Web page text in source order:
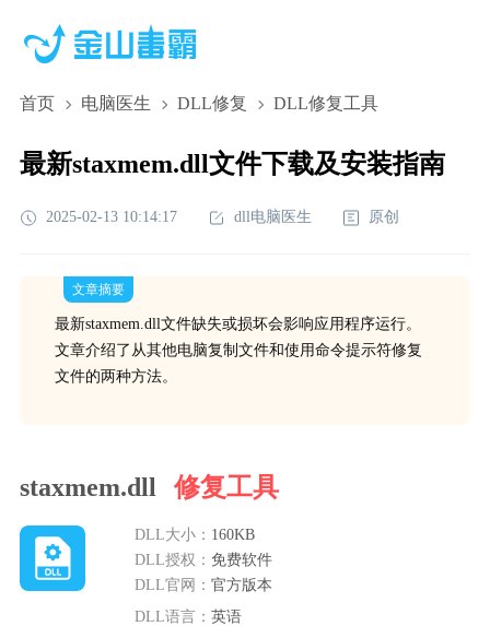
首页 电脑医生 DLL修复 DLL修复工具
最新staxmem.dll文件下载及安装指南
2025-02-13 10:14:17 dll电脑医生 原创
文章摘要
最新staxmem.dll文件缺失或损坏会影响应用程序运行。
文章介绍了从其他电脑复制文件和使用命令提示符修复
文件的两种方法。
staxmem.dll 修复工具
DLL大小： 160KB
DLL授权： 免费软件
DLL官网： 官方版本
DLL语言： 英语